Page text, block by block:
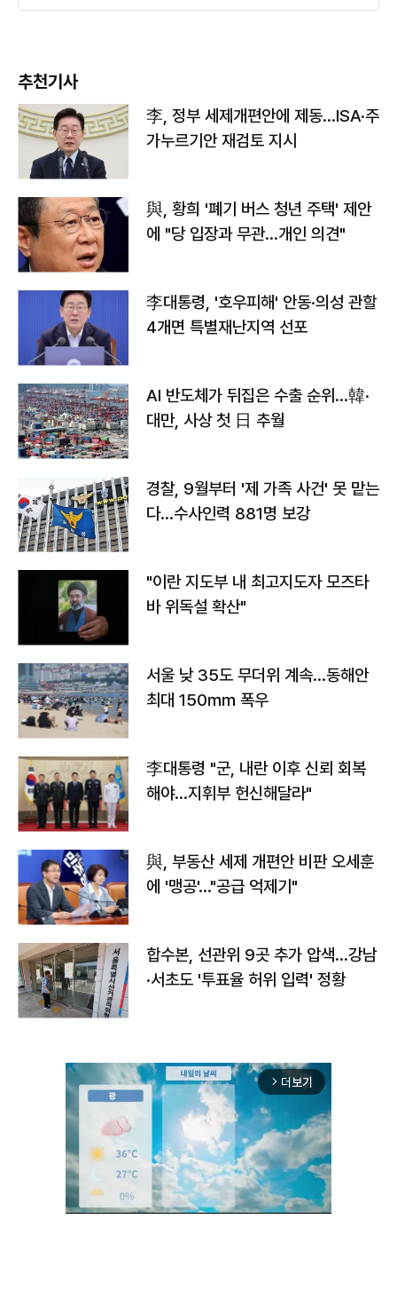
추천기사
李, 정부 세제개편안에 제동…ISA·주
가누르기안 재검토 지시
與, 황희 '폐기 버스 청년 주택' 제안
에 "당 입장과 무관…개인 의견"
李대통령, '호우피해' 안동·의성 관할
4개면 특별재난지역 선포
AI 반도체가 뒤집은 수출 순위…韓·
대만, 사상 첫 日 추월
경찰, 9월부터 '제 가족 사건' 못 맡는
다…수사인력 881명 보강
"이란 지도부 내 최고지도자 모즈타
바 위독설 확산"
서울 낮 35도 무더위 계속…동해안
최대 150㎜ 폭우
李대통령 "군, 내란 이후 신뢰 회복
해야…지휘부 헌신해달라"
與, 부동산 세제 개편안 비판 오세훈
에 '맹공'…"공급 억제기"
합수본, 선관위 9곳 추가 압색…강남
·서초도 '투표율 허위 입력' 정황
arrow_forward_ios 더보기